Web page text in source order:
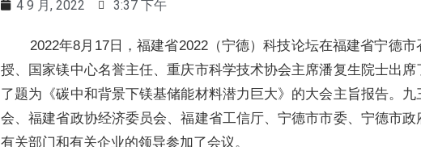
4 9 月, 2022 3:37 下午
2022年8月17日，福建省2022（宁德）科技论坛在福建省宁德
授、国家镁中心名誉主任、重庆市科学技术协会主席潘复生院士出
了题为《碳中和背景下镁基储能材料潜力巨大》的大会主旨报告。
会、福建省政协经济委员会、福建省工信厅、宁德市市委、宁德市
有关部门和有关企业的领导参加了会议。